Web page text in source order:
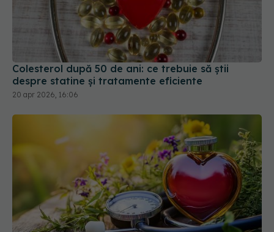
Colesterol după 50 de ani: ce trebuie să știi
despre statine și tratamente eficiente
20 apr 2026, 16:06